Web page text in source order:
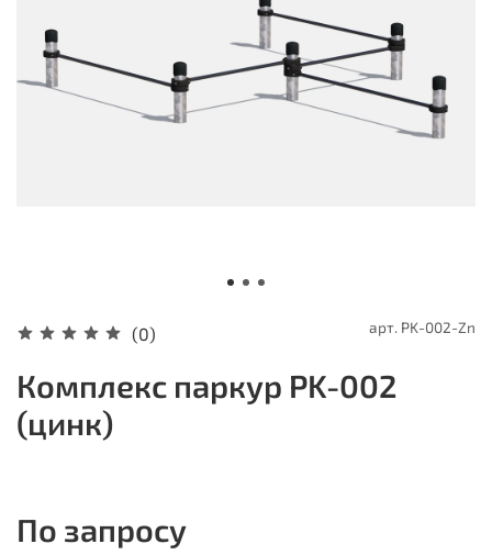
(0) арт. PK-002-Zn
Комплекс паркур PK-002
(цинк)
По запросу